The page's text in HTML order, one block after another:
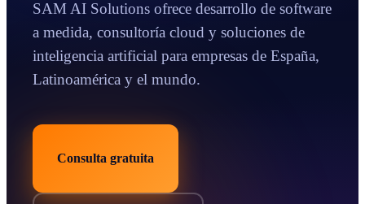
SAM AI Solutions ofrece desarrollo de software
a medida, consultoría cloud y soluciones de
inteligencia artificial para empresas de España,
Latinoamérica y el mundo.
Consulta gratuita